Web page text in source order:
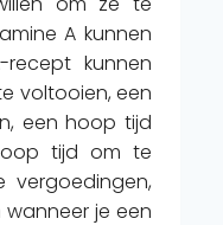
A kunnen
kunnen
voltooien, een
een hoop tijd
tijd om te
vergoedingen,
je een